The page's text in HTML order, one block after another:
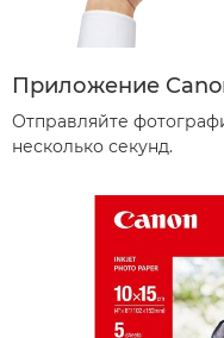
Приложение
Отправляйте
несколько секунд.